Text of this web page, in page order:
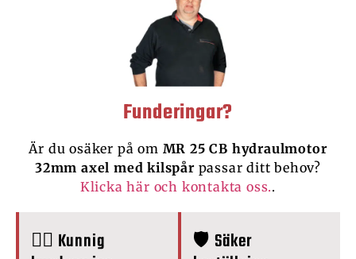
Funderingar?
Är du osäker på om MR 25 CB hydraulmotor
32mm axel med kilspår passar ditt behov?
Klicka här och kontakta oss..
🙋‍♂️ Kunnig
🛡️ Säker